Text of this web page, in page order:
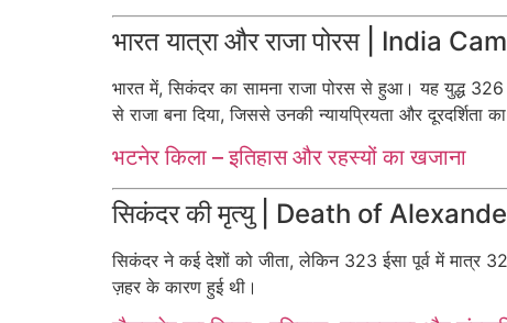
भारत यात्रा और राजा पोरस | India
भारत में, सिकंदर का सामना राजा पोरस से हुआ। यह युद्ध
से राजा बना दिया, जिससे उनकी न्यायप्रियता और दूरदर्शिता
भटनेर किला – इतिहास और रहस्यों का खजाना
सिकंदर की मृत्यु | Death of
सिकंदर ने कई देशों को जीता, लेकिन 323 ईसा पूर्व में मात्र
ज़हर के कारण हुई थी।